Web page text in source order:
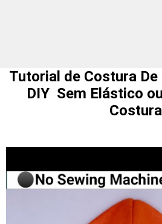
Tutorial de Costura De
DIY Sem Elástico
Costura